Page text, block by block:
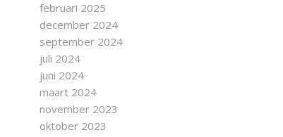
februari 2025
december 2024
september 2024
juli 2024
juni 2024
maart 2024
november 2023
oktober 2023